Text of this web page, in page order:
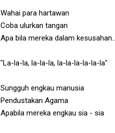
Wahai para hartawan
Coba ulurkan tangan
Apa bila mereka dalam kesusahan..
"La-la-la, la-la-la, la-la-la-la-la-la"
Sungguh engkau manusia
Pendustakan Agama
Apabila mereka engkau sia - sia